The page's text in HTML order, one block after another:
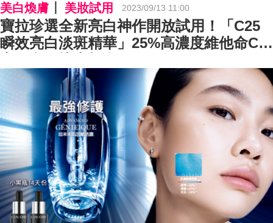
美白煥膚 美妝試用 2023/09/13 11:00
寶拉珍選全新亮白神作開放試用！「C25
瞬效亮白淡斑精華」25%高濃度維他命C瞬